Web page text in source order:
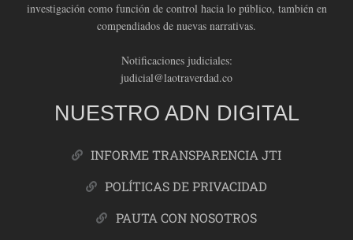
investigación como función de control hacia lo público, también en
compendiados de nuevas narrativas.
Notificaciones judiciales:
judicial@laotraverdad.co
NUESTRO ADN DIGITAL
INFORME TRANSPARENCIA JTI
POLÍTICAS DE PRIVACIDAD
PAUTA CON NOSOTROS